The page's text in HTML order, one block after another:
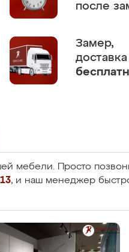
после
Замер,
мебели. Просто
, и наш менеджер